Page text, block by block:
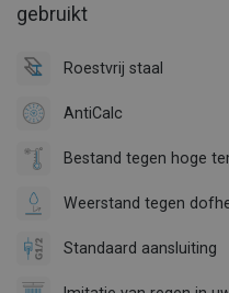
gebruikt
Roestvrij staal
AntiCalc
Bestand tegen hoge
Weerstand tegen
Standaard aansluiting